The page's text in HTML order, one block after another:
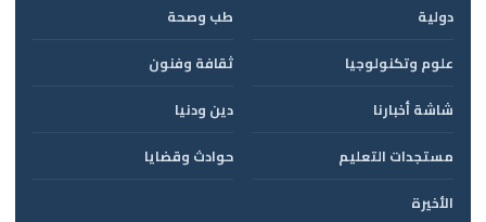
دولية
طب وصحة
علوم وتكنولوجيا
ثقافة وفنون
شاشة أخبارنا
دين ودنيا
مستجدات التعليم
حوادث وقضايا
الأخيرة